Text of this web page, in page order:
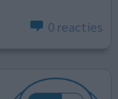
0 reacties